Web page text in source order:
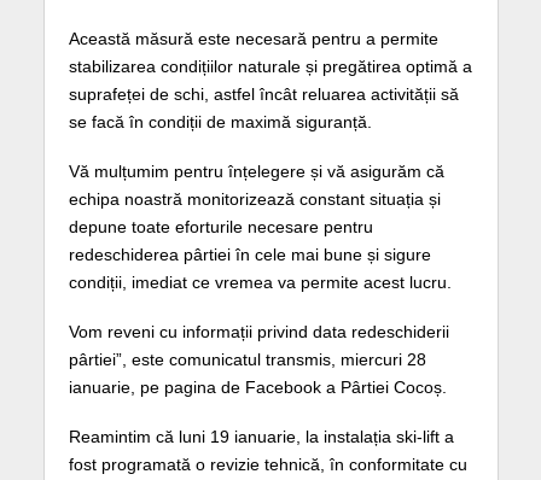
Această măsură este necesară pentru a permite
stabilizarea condițiilor naturale și pregătirea optimă a
suprafeței de schi, astfel încât reluarea activității să
se facă în condiții de maximă siguranță.
Vă mulțumim pentru înțelegere și vă asigurăm că
echipa noastră monitorizează constant situația și
depune toate eforturile necesare pentru
redeschiderea pârtiei în cele mai bune și sigure
condiții, imediat ce vremea va permite acest lucru.
Vom reveni cu informații privind data redeschiderii
pârtiei”, este comunicatul transmis, miercuri 28
ianuarie, pe pagina de Facebook a Pârtiei Cocoș.
Reamintim că luni 19 ianuarie, la instalația ski-lift a
fost programată o revizie tehnică, în conformitate cu